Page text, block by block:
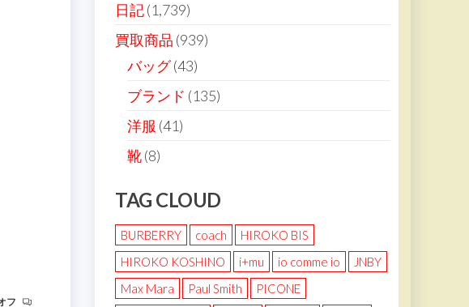
フ
日記(1,739)
買取商品 (939)
バッグ(43)
ブランド (135)
洋服 (41)
靴(8)
TAG CLOUD
BURBERRY coach
HIROKO BIS
HIROKO KOSHINO
i+mu io comme io
JNBY
Max Mara
Paul Smith PICONE